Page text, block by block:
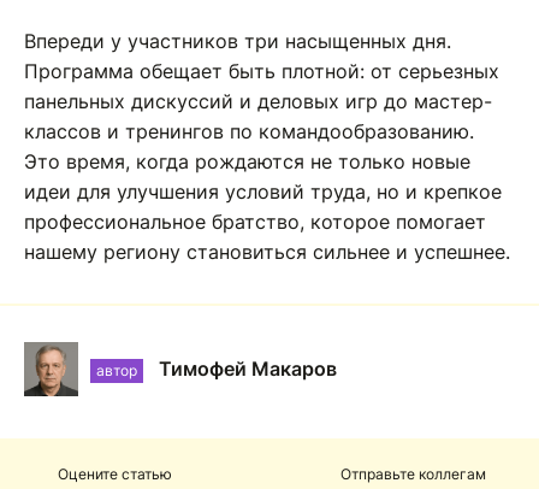
Впереди у участников три насыщенных дня.
Программа обещает быть плотной: от серьезных
панельных дискуссий и деловых игр до мастер-
классов и тренингов по командообразованию.
Это время, когда рождаются не только новые
идеи для улучшения условий труда, но и крепкое
профессиональное братство, которое помогает
нашему региону становиться сильнее и успешнее.
автор Тимофей Макаров
Оцените статью Отправьте коллегам